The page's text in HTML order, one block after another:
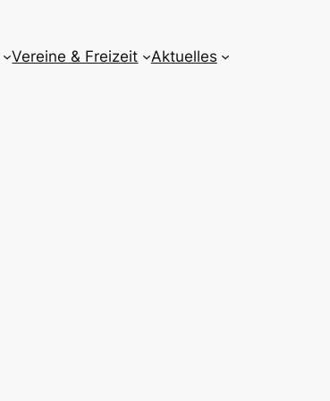
Vereine & Freizeit Aktuelles